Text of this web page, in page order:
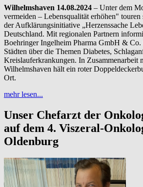
Wilhelmshaven 14.08.2024 – Unter dem
vermeiden – Lebensqualität erhöhen" touren
der Aufklärungsinitiative „Herzenssache
Deutschland. Mit regionalen Partnern
Boehringer Ingelheim Pharma GmbH &
Städten über die Themen Diabetes,
Kreislauferkrankungen. In Zusammenarbeit
Wilhelmshaven hält ein roter
Ort.
mehr lesen...
Unser Chefarzt der
auf dem 4. Viszeral-
Oldenburg